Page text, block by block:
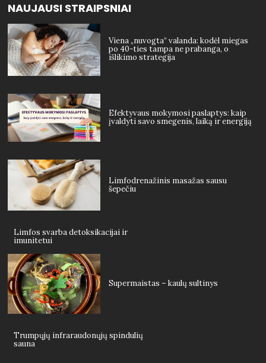
NAUJAUSI STRAIPSNIAI
Viena „nuvogta“ valanda: kodėl miegas
po 40-ties tampa ne prabanga, o
išlikimo strategija
Efektyvaus mokymosi paslaptys: kaip
įvaldyti savo smegenis, laiką ir energiją
Limfodrenažinis masažas sausu
šepečiu
Limfos svarba detoksikacijai ir
imunitetui
Supermaistas – kaulų sultinys
Trumpųjų infraraudonųjų spindulių
sauna